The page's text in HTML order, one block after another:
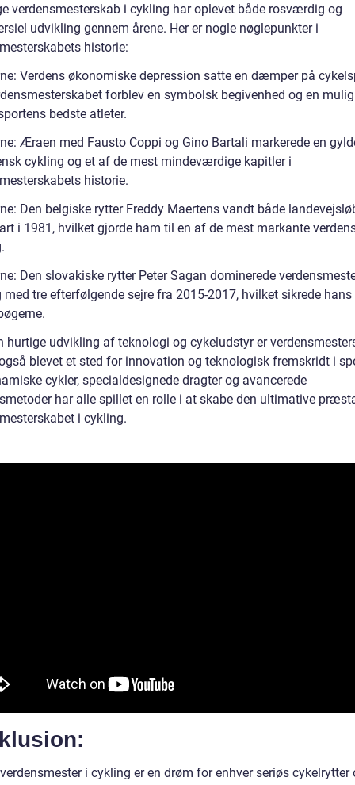
verdensmesterskab i cykling har oplevet både rosværdig og
udvikling gennem årene. Her er nogle nøglepunkter i
historie:
Verdens økonomiske depression satte en dæmper på
forblev en symbolsk begivenhed og en
bedste atleter.
Æraen med Fausto Coppi og Gino Bartali markerede en
cykling og et af de mest mindeværdige kapitler i
historie.
Den belgiske rytter Freddy Maertens vandt både
i 1981, hvilket gjorde ham til en af de mest markante
Den slovakiske rytter Peter Sagan dominerede
med tre efterfølgende sejre fra 2015-2017, hvilket sikrede
hurtige udvikling af teknologi og cykeludstyr er
blevet et sted for innovation og teknologisk fremskridt i
cykler, specialdesignede dragter og avancerede
har alle spillet en rolle i at skabe den ultimative
i cykling.
i cykling er en drøm for enhver seriøs cykelrytter